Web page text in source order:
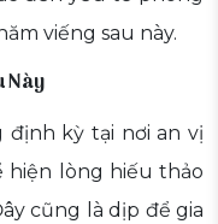
viếng sau này.
Này
định kỳ tại nơi an vị
hiện lòng hiếu thảo
cũng là dịp để gia